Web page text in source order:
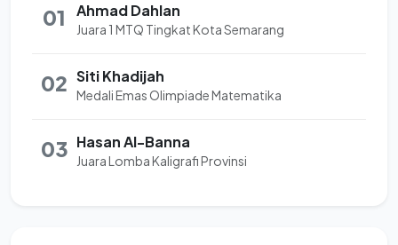
01 Ahmad Dahlan
Juara 1 MTQ Tingkat Kota Semarang
02 Siti Khadijah
Medali Emas Olimpiade Matematika
03 Hasan Al-Banna
Juara Lomba Kaligrafi Provinsi